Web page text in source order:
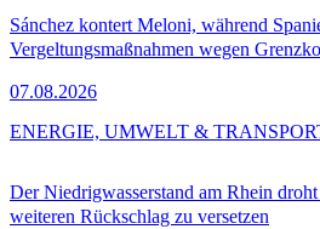
Sánchez kontert Meloni, während
Vergeltungsmaßnahmen wegen
07.08.2026
Der Niedrigwasserstand am Rhein
weiteren Rückschlag zu versetzen
ENERGIE, UMWELT &